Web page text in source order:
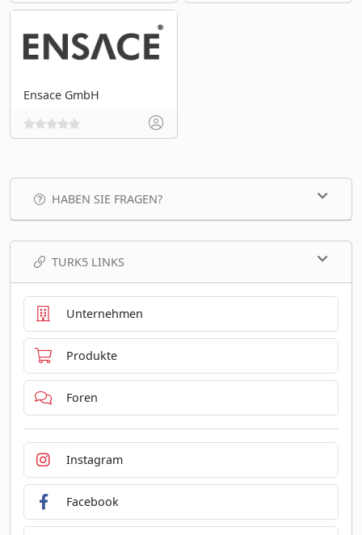
Ensace GmbH
HABEN SIE FRAGEN?
TURK5 LINKS
Unternehmen
Produkte
Foren
Instagram
Facebook